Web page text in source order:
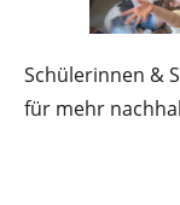
Schülerinnen &
für mehr